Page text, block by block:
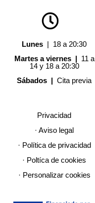
Lunes | 18 a 20:30
Martes a viernes | 11 a
14 y 18 a 20:30
Sábados |Cita previa
Privacidad
· Aviso legal
· Política de privacidad
· Poltíca de cookies
· Personalizar cookies